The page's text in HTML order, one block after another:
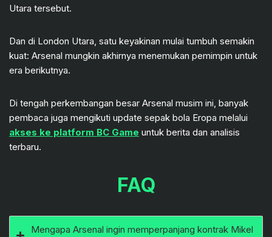
Utara tersebut.
Dan di London Utara, satu keyakinan mulai tumbuh semakin
kuat: Arsenal mungkin akhirnya menemukan pemimpin untuk
era berikutnya.
Di tengah perkembangan besar Arsenal musim ini, banyak
pembaca juga mengikuti update sepak bola Eropa melalui
akses ke platform BC Game untuk berita dan analisis
terbaru.
FAQ
Mengapa Arsenal ingin memperpanjang kontrak Mikel